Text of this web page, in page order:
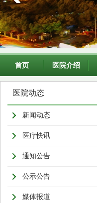
首页 医院介绍
医院动态
新闻动态
医疗快讯
通知公告
公示公告
媒体报道